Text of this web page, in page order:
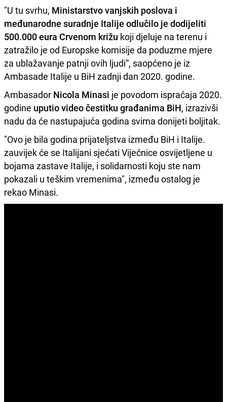
"U tu svrhu, Ministarstvo vanjskih poslova i
međunarodne suradnje Italije odlučilo je dodijeliti
500.000 eura Crvenom križu koji djeluje na terenu i
zatražilo je od Europske komisije da poduzme mjere
za ublažavanje patnji ovih ljudi“, saopćeno je iz
Ambasade Italije u BiH zadnji dan 2020. godine.
Ambasador Nicola Minasi je povodom ispraćaja 2020.
godine uputio video čestitku građanima BiH, izrazivši
nadu da će nastupajuća godina svima donijeti boljitak.
"Ovo je bila godina prijateljstva između BiH i Italije.
zauvijek će se Italijani sjećati Vijećnice osvijetljene u
bojama zastave Italije, i solidarnosti koju ste nam
pokazali u teškim vremenima", između ostalog je
rekao Minasi.